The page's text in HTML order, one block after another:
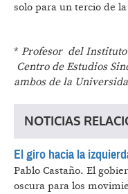
solo para un tercio de
* Profesor del Instituto
Centro de Estudios
ambos de la
NOTICIAS
El giro hacia la
Pablo Castaño. El
oscura para los